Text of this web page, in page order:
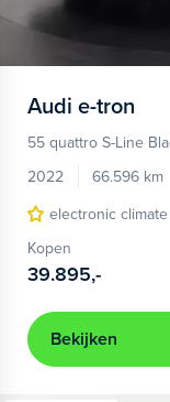
Audi e-tron
55 quattro S-Line
2022
66.596 km
electronic
Kopen
39.895,-
Bekijken